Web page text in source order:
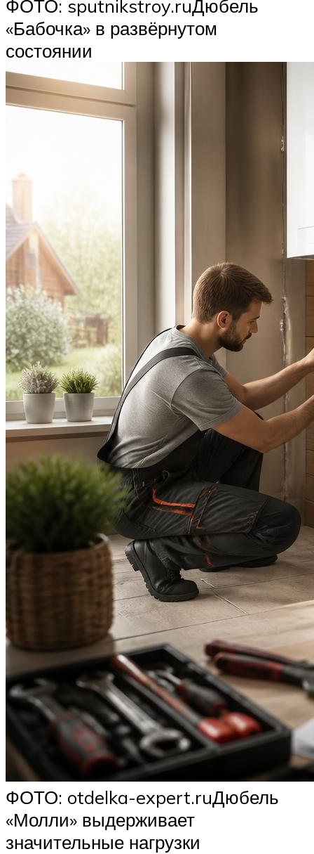
ФОТО: sputnikstroy.ruДюбель
«Бабочка» в развёрнутом
состоянии
ФОТО: otdelka-expert.ruДюбель
«Молли» выдерживает
значительные нагрузки